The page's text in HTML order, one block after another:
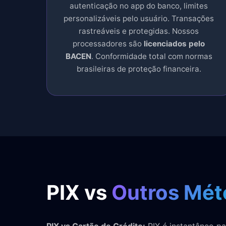
autenticação no app do banco, limites
personalizáveis pelo usuário. Transações
rastreáveis e protegidas. Nossos
processadores são licenciados pelo
BACEN. Conformidade total com normas
brasileiras de proteção financeira.
PIX vs Outros